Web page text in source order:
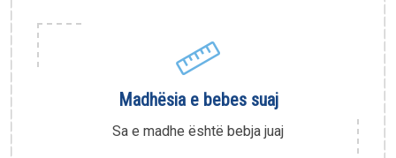
Madhësia e bebes suaj
Sa e madhe është bebja juaj